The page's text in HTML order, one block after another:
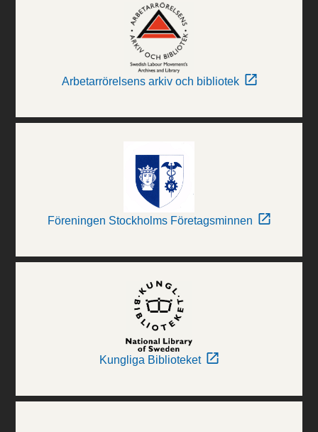
Arbetarrörelsens arkiv och bibliotek
Föreningen Stockholms Företagsminnen
Kungliga Biblioteket